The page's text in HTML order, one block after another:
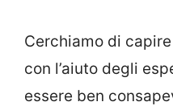
Cerchiamo di
con l’aiuto degli
essere ben